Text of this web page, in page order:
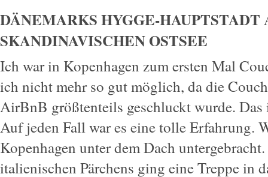
DÄNEMARKS HYGGE-HAUPTSTADT
SKANDINAVISCHEN OSTSEE
Ich war in Kopenhagen zum ersten Mal
ich nicht mehr so gut möglich, da die
AirBnB größtenteils geschluckt wurde.
Auf jeden Fall war es eine tolle Erfahrung.
Kopenhagen unter dem Dach
italienischen Pärchens ging eine Treppe in